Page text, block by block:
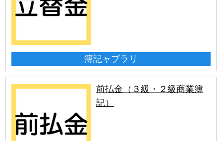
簿記ャブラリ
前払金（３級・２級商業簿
記）